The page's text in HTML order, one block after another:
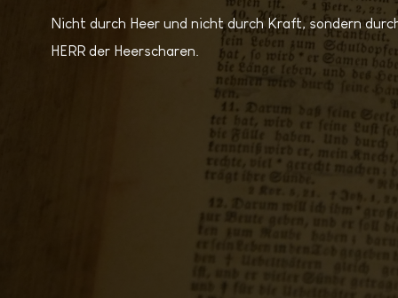
Nicht durch Heer und nicht durch Kraft, sondern
HERR der Heerscharen.